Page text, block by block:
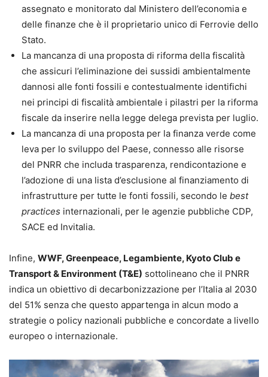
assegnato e monitorato dal Ministero dell’economia e
delle finanze che è il proprietario unico di Ferrovie dello
Stato.
La mancanza di una proposta di riforma della fiscalità
che assicuri l’eliminazione dei sussidi ambientalmente
dannosi alle fonti fossili e contestualmente identifichi
nei principi di fiscalità ambientale i pilastri per la riforma
fiscale da inserire nella legge delega prevista per luglio.
La mancanza di una proposta per la finanza verde come
leva per lo sviluppo del Paese, connesso alle risorse
del PNRR che includa trasparenza, rendicontazione e
l’adozione di una lista d’esclusione al finanziamento di
infrastrutture per tutte le fonti fossili, secondo le best
practices internazionali, per le agenzie pubbliche CDP,
SACE ed Invitalia.
Infine, WWF, Greenpeace, Legambiente, Kyoto Club e
Transport & Environment (T&E) sottolineano che il PNRR
indica un obiettivo di decarbonizzazione per l’Italia al 2030
del 51% senza che questo appartenga in alcun modo a
strategie o policy nazionali pubbliche e concordate a livello
europeo o internazionale.